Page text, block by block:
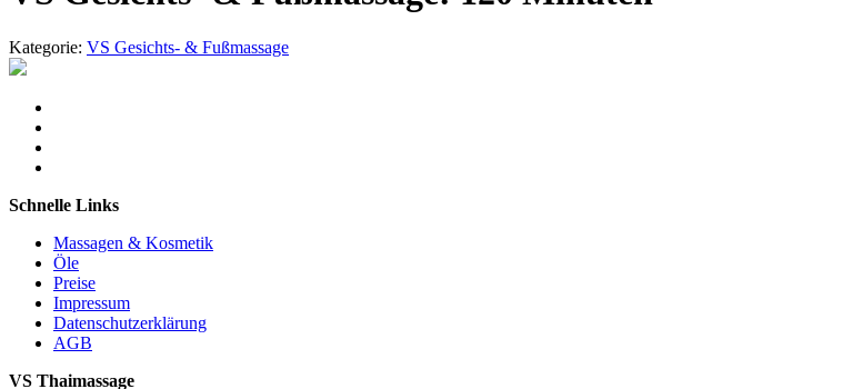
Kategorie: VS Gesichts- & Fußmassage
Schnelle Links
Massagen & Kosmetik
Öle
Preise
Impressum
Datenschutzerklärung
AGB
VS Thaimassage